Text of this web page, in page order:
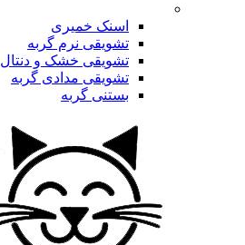
اسنک خمیری
تشویقی نرم گربه
تشویقی خشک و دنتال
تشویقی مدادی گربه
بستنی گربه